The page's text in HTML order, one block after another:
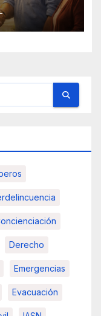
Derecho
Emergencias
Evacuación